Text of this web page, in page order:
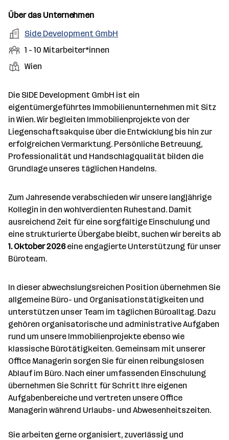
a
t
e
b
n
e
m
d
e
l
o
t
s
f
l
d
r
t
i
t
s
a
t
u
m
f
n
e
S
l
l
e
n
Über das Unternehmen
A
r
e
t
g
e
b
e
r
Side Development GmbH
M
i
t
r
b
e
i
t
e
r
i
n
n
e
n
a
z
a
h
l
1 - 10 Mitarbeiter*innen
S
a
n
d
o
r
t
e
Wien
Die SIDE Development GmbH ist ein
eigentümergeführtes Immobilienunternehmen mit Sitz
in Wien. Wir begleiten Immobilienprojekte von der
Liegenschaftsakquise über die Entwicklung bis hin zur
erfolgreichen Vermarktung. Persönliche Betreuung,
Professionalität und Handschlagqualität bilden die
Grundlage unseres täglichen Handelns.
Zum Jahresende verabschieden wir unsere langjährige
Kollegin in den wohlverdienten Ruhestand. Damit
ausreichend Zeit für eine sorgfältige Einschulung und
eine strukturierte Übergabe bleibt, suchen wir bereits ab
1. Oktober 2026eine engagierte Unterstützung für unser
Büroteam.
In dieser abwechslungsreichen Position übernehmen Sie
allgemeine Büro- und Organisationstätigkeiten und
unterstützen unser Team im täglichen Büroalltag. Dazu
gehören organisatorische und administrative Aufgaben
rund um unsere Immobilienprojekte ebenso wie
klassische Bürotätigkeiten. Gemeinsam mit unserer
Office Managerin sorgen Sie für einen reibungslosen
Ablauf im Büro. Nach einer umfassenden Einschulung
übernehmen Sie Schritt für Schritt Ihre eigenen
Aufgabenbereiche und vertreten unsere Office
Managerin während Urlaubs- und Abwesenheitszeiten.
Sie arbeiten gerne organisiert, zuverlässig und